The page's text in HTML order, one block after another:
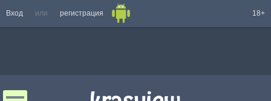
Вход или регистрация 18+